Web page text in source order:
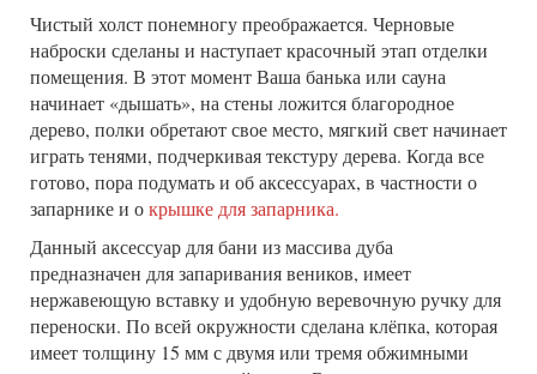
Чистый холст понемногу преображается. Черновые
наброски сделаны и наступает красочный этап отделки
помещения. В этот момент Ваша банька или сауна
начинает «дышать», на стены ложится благородное
дерево, полки обретают свое место, мягкий свет начинает
играть тенями, подчеркивая текстуру дерева. Когда все
готово, пора подумать и об аксессуарах, в частности о
запарнике и окрышке для запарника.
Данный аксессуар для бани из массива дуба
предназначен для запаривания веников, имеет
нержавеющую вставку и удобную веревочную ручку для
переноски. По всей окружности сделана клёпка, которая
имеет толщину 15 мм с двумя или тремя обжимными